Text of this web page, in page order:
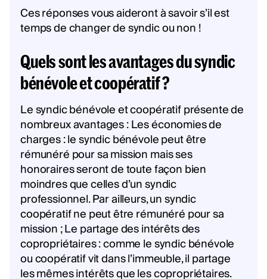
Ces réponses vous aideront à savoir s’il est
temps de changer de syndic ou non !
Quels sont les avantages du syndic
bénévole et coopératif ?
Le syndic bénévole et coopératif présente de
nombreux avantages : Les économies de
charges : le syndic bénévole peut être
rémunéré pour sa mission mais ses
honoraires seront de toute façon bien
moindres que celles d’un syndic
professionnel. Par ailleurs, un syndic
coopératif ne peut être rémunéré pour sa
mission ; Le partage des intérêts des
copropriétaires : comme le syndic bénévole
ou coopératif vit dans l’immeuble, il partage
les mêmes intérêts que les copropriétaires.